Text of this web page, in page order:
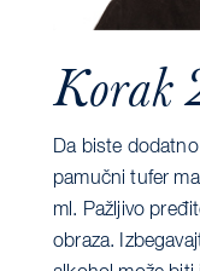
Korak
Da biste
pamučni tufer
ml. Pažljivo
obraza.